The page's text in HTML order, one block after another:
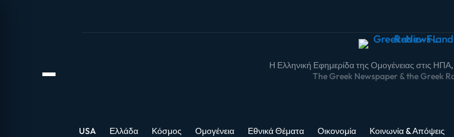
Η Ελληνική Εφημερίδα της Ομογένειας στις
The Greek Newspaper & the Greek
USA Ελλάδα Κόσμος Ομογένεια Εθνικά Θέματα Οικονομία Κοινωνία & Απόψεις